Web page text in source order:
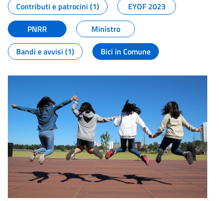
Contributi e patrocini (1)
EYOF 2023
PNRR
Ministro
Bandi e avvisi (1)
Bici in Comune